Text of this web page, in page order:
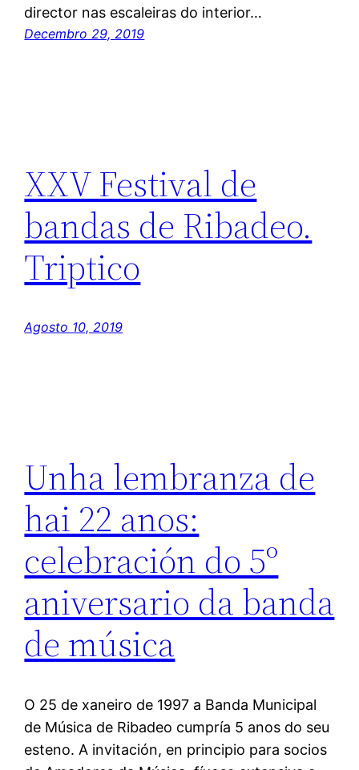
director nas escaleiras do interior…
Decembro 29, 2019
XXV Festival de
bandas de Ribadeo.
Triptico
Agosto 10, 2019
Unha lembranza de
hai 22 anos:
celebración do 5º
aniversario da banda
de música
O 25 de xaneiro de 1997 a Banda Municipal
de Música de Ribadeo cumpría 5 anos do seu
esteno. A invitación, en principio para socios